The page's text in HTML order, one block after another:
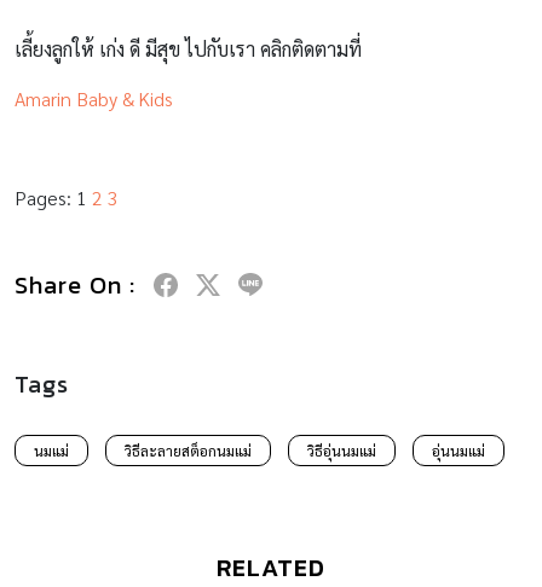
เลี้ยงลูกให้ เก่ง ดี มีสุข ไปกับเรา คลิกติดตามที่
Amarin Baby & Kids
Pages: 1 2 3
Share On :
Tags
นมแม่ วิธีละลายสต็อกนมแม่ วิธีอุ่นนมแม่ อุ่นนมแม่
RELATED